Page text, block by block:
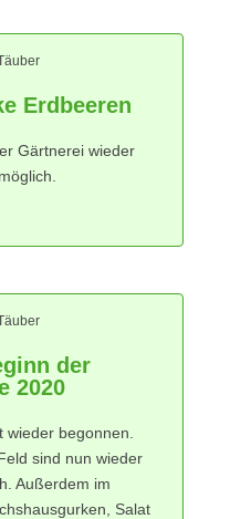
Erdbeeren
Gärtnerei wieder
der
2020
wieder begonnen.
sind nun wieder
Außerdem im
Salat